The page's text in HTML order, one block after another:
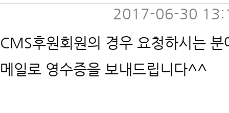
2017-06-30
CMS후원회원의 경우 요청하시는 분
메일로 영수증을 보내드립니다^^